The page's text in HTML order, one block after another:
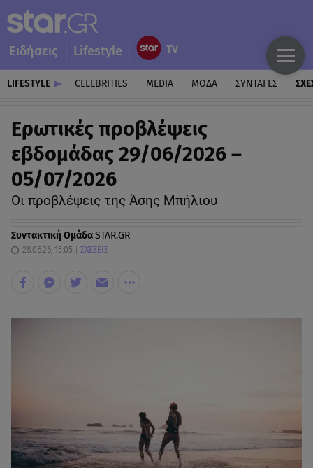
Ειδήσεις Lifestyle
LIFESTYLE CELEBRITIES MEDIA ΜΟΔΑ ΣΥΝΤΑΓΕΣ
Ερωτικές προβλέψεις
εβδομάδας 29/06/2026 –
05/07/2026
Οι προβλέψεις της Άσης Μπήλιου
Συντακτική ΟμάδαSTAR.GR
28.06.26, 15:05 ΣΧΕΣΕΙΣ